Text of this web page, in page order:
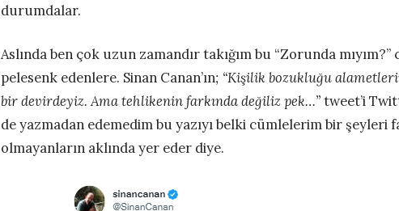
durumdalar.
Aslında ben çok uzun zamandır takığım bu “Zorunda
pelesenk edenlere. Sinan Canan’ın; “Kişilik bozukluğu
bir devirdeyiz. Ama tehlikenin farkında değiliz pek…”tweet’i
de yazmadan edemedim bu yazıyı belki cümlelerim bir şeyleri
olmayanların aklında yer eder diye.